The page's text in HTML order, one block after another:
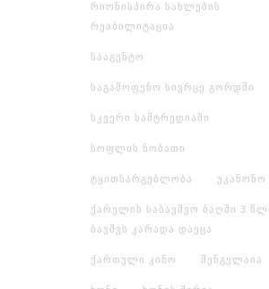
რიონისპირა სახლების
რეაბილიტაცია
სააგენტო
საგამოფენო სივრცე გორდში
სკვერი სამტრედიაში
სოფლის ნობათი
ტყითსარგებლობა უკანონო
ქარელის საბავშვო ბაღში 3
ბავშვს კარადა დაეცა
ქართული კინო შენგელაია